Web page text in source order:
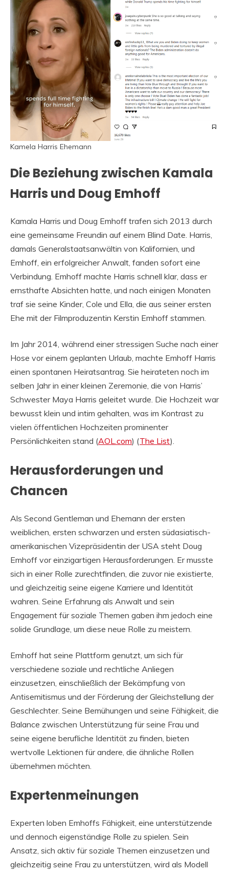
Kamela Harris Ehemann
Die Beziehung zwischen Kamala
Harris und Doug Emhoff
Kamala Harris und Doug Emhoff trafen sich 2013 durch
eine gemeinsame Freundin auf einem Blind Date. Harris,
damals Generalstaatsanwältin von Kalifornien, und
Emhoff, ein erfolgreicher Anwalt, fanden sofort eine
Verbindung. Emhoff machte Harris schnell klar, dass er
ernsthafte Absichten hatte, und nach einigen Monaten
traf sie seine Kinder, Cole und Ella, die aus seiner ersten
Ehe mit der Filmproduzentin Kerstin Emhoff stammen.
Im Jahr 2014, während einer stressigen Suche nach einer
Hose vor einem geplanten Urlaub, machte Emhoff Harris
einen spontanen Heiratsantrag. Sie heirateten noch im
selben Jahr in einer kleinen Zeremonie, die von Harris’
Schwester Maya Harris geleitet wurde. Die Hochzeit war
bewusst klein und intim gehalten, was im Kontrast zu
vielen öffentlichen Hochzeiten prominenter
Persönlichkeiten stand​ (AOL.com)​​ (The List)​.
Herausforderungen und
Chancen
Als Second Gentleman und Ehemann der ersten
weiblichen, ersten schwarzen und ersten südasiatisch-
amerikanischen Vizepräsidentin der USA steht Doug
Emhoff vor einzigartigen Herausforderungen. Er musste
sich in einer Rolle zurechtfinden, die zuvor nie existierte,
und gleichzeitig seine eigene Karriere und Identität
wahren. Seine Erfahrung als Anwalt und sein
Engagement für soziale Themen gaben ihm jedoch eine
solide Grundlage, um diese neue Rolle zu meistern.
Emhoff hat seine Plattform genutzt, um sich für
verschiedene soziale und rechtliche Anliegen
einzusetzen, einschließlich der Bekämpfung von
Antisemitismus und der Förderung der Gleichstellung der
Geschlechter. Seine Bemühungen und seine Fähigkeit, die
Balance zwischen Unterstützung für seine Frau und
seine eigene berufliche Identität zu finden, bieten
wertvolle Lektionen für andere, die ähnliche Rollen
übernehmen möchten.
Expertenmeinungen
Experten loben Emhoffs Fähigkeit, eine unterstützende
und dennoch eigenständige Rolle zu spielen. Sein
Ansatz, sich aktiv für soziale Themen einzusetzen und
gleichzeitig seine Frau zu unterstützen, wird als Modell